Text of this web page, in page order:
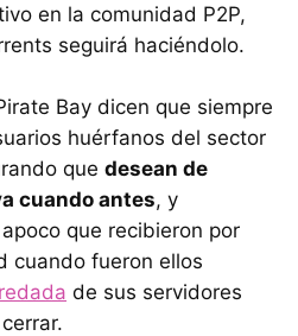
en la comunidad P2P,
seguirá haciéndolo.
Bay dicen que siempre
huérfanos del sector
que desean de
cuando antes, y
que recibieron por
cuando fueron ellos
de sus servidores